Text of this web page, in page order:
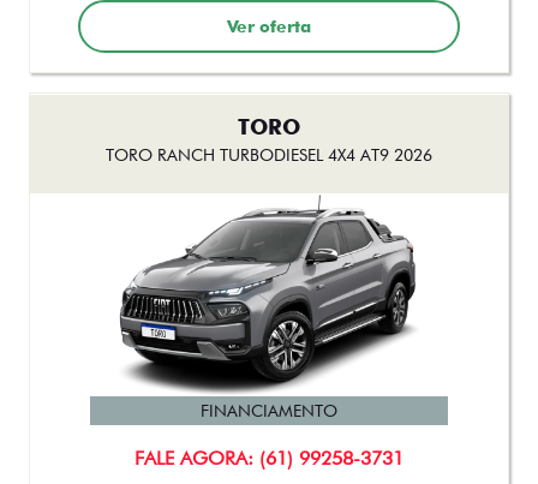
FALE AGORA: (61) 99258-3731
FINANCIAMENTO
De: R$ 197.490,00
R$ 175.500,00
Ver oferta
TORO
TORO RANCH TURBODIESEL 4X4 AT9 2026